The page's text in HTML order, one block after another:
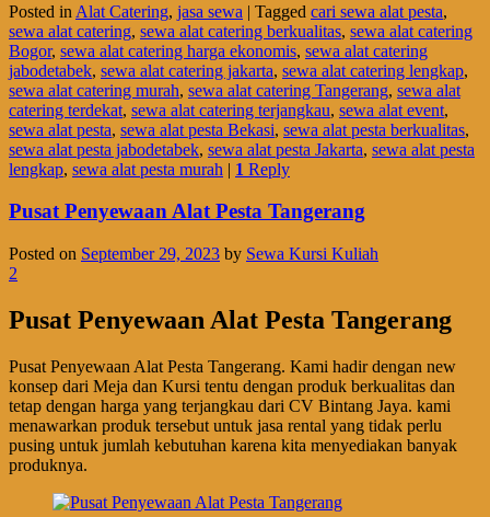
Posted in Alat Catering, jasa sewa | Tagged cari sewa alat pesta,
sewa alat catering, sewa alat catering berkualitas, sewa alat catering
Bogor, sewa alat catering harga ekonomis, sewa alat catering
jabodetabek, sewa alat catering jakarta, sewa alat catering lengkap,
sewa alat catering murah, sewa alat catering Tangerang, sewa alat
catering terdekat, sewa alat catering terjangkau, sewa alat event,
sewa alat pesta, sewa alat pesta Bekasi, sewa alat pesta berkualitas,
sewa alat pesta jabodetabek, sewa alat pesta Jakarta, sewa alat pesta
lengkap, sewa alat pesta murah | 1 Reply
Pusat Penyewaan Alat Pesta Tangerang
Posted on September 29, 2023 by Sewa Kursi Kuliah
2
Pusat Penyewaan Alat Pesta Tangerang
Pusat Penyewaan Alat Pesta Tangerang. Kami hadir dengan new
konsep dari Meja dan Kursi tentu dengan produk berkualitas dan
tetap dengan harga yang terjangkau dari CV Bintang Jaya. kami
menawarkan produk tersebut untuk jasa rental yang tidak perlu
pusing untuk jumlah kebutuhan karena kita menyediakan banyak
produknya.